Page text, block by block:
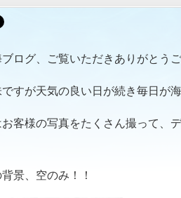
ログ、ご覧いただきありがとう
すが天気の良い日が続き毎日が
客様の写真をたくさん撮って、
景、空のみ！！